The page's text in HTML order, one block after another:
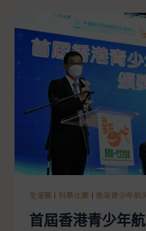
全港賽 | 科學比賽 | 香港青少年航
首屆香港青少年